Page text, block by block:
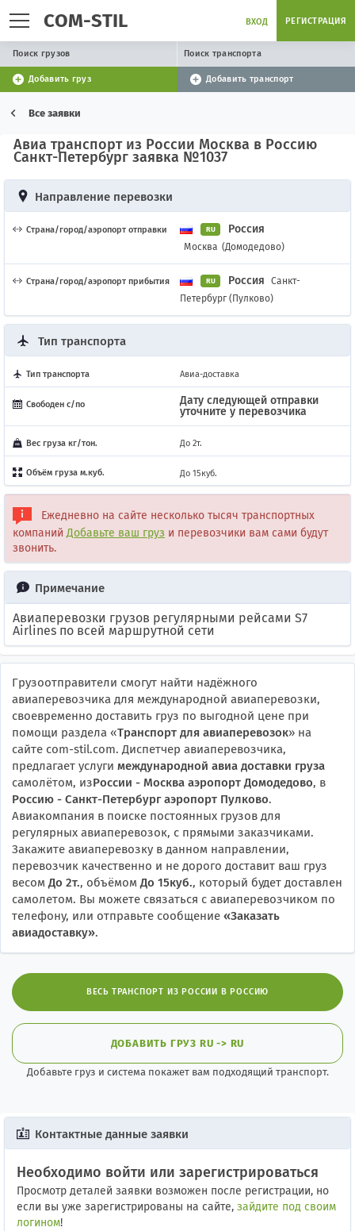
COM-STIL ВХОД РЕГИСТРАЦИЯ
Поиск грузов Поиск транспорта
Добавить груз Добавить транспорт
Все заявки
Авиа транспорт из России Москва в Россию
Санкт-Петербург заявка №1037
Направление перевозки
Страна/город/аэропорт отправки RU Россия
Москва (Домодедово)
Страна/город/аэропорт прибытия RU Россия
Санкт-
Петербург (Пулково)
Тип транспорта
Тип транспорта Авиа-доставка
Свободен с/по
Дату следующей отправки
уточните у перевозчика
Вес груза кг/тон. До 2т.
Объём груза м.куб. До 15куб.
Ежедневно на сайте несколько тысяч транспортных
компанийДобавьте ваш груз и перевозчики вам сами будут
звонить.
Примечание
Авиаперевозки грузов регулярными рейсами S7
Airlines по всей маршрутной сети
Грузоотправители смогут найти надёжного
авиаперевозчика для международной авиаперевозки,
своевременно доставить груз по выгодной цене при
помощи раздела «Транспорт для авиаперевозок» на
сайте com-stil.com. Диспетчер авиаперевозчика,
предлагает услуги международной авиа доставки груза
самолётом, изРоссии - Москва аэропорт Домодедово, в
Россию - Санкт-Петербург аэропорт Пулково.
Авиакомпания в поиске постоянных грузов для
регулярных авиаперевозок, с прямыми заказчиками.
Закажите авиаперевозку в данном направлении,
перевозчик качественно и не дорого доставит ваш груз
весомДо 2т., объёмомДо 15куб., который будет доставлен
самолетом. Вы можете связаться с авиаперевозчиком по
телефону, или отправьте сообщение «Заказать
авиадоставку».
ВЕСЬ ТРАНСПОРТ ИЗ РОССИИ В РОССИЮ
ДОБАВИТЬ ГРУЗ RU -> RU
Добавьте груз и система покажет вам подходящий транспорт.
Контактные данные заявки
Необходимо войти или зарегистрироваться
Просмотр деталей заявки возможен после регистрации, но
если вы уже зарегистрированы на сайте, зайдите под своим
логином!